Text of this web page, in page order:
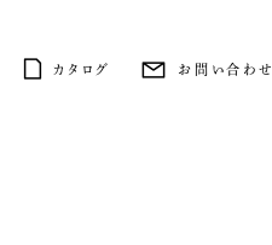
カタログ お問い合わせ